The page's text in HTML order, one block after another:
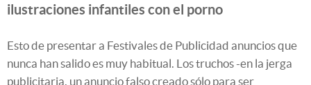
ilustraciones infantiles con el porno
Esto de presentar a Festivales de Publicidad anuncios que
nunca han salido es muy habitual. Los truchos -en la jerga
publicitaria, un anuncio falso creado sólo para ser